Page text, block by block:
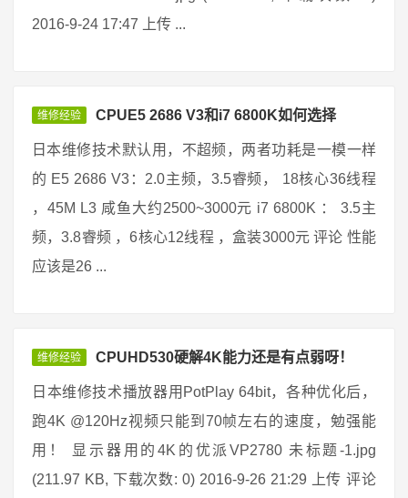
2016-9-24 17:47 上传 ...
维修经验 CPUE5 2686 V3和i7 6800K如何选择
日本维修技术默认用，不超频，两者功耗是一模一样
的 E5 2686 V3：2.0主频，3.5睿频， 18核心36线程
，45M L3 咸鱼大约2500~3000元 i7 6800K ： 3.5主
频，3.8睿频 ，6核心12线程 ，盒装3000元 评论 性能
应该是26 ...
维修经验 CPUHD530硬解4K能力还是有点弱呀！
日本维修技术播放器用PotPlay 64bit，各种优化后，
跑4K @120Hz视频只能到70帧左右的速度，勉强能
用！ 显示器用的4K的优派VP2780 未标题-1.jpg
(211.97 KB, 下载次数: 0) 2016-9-26 21:29 上传 评论